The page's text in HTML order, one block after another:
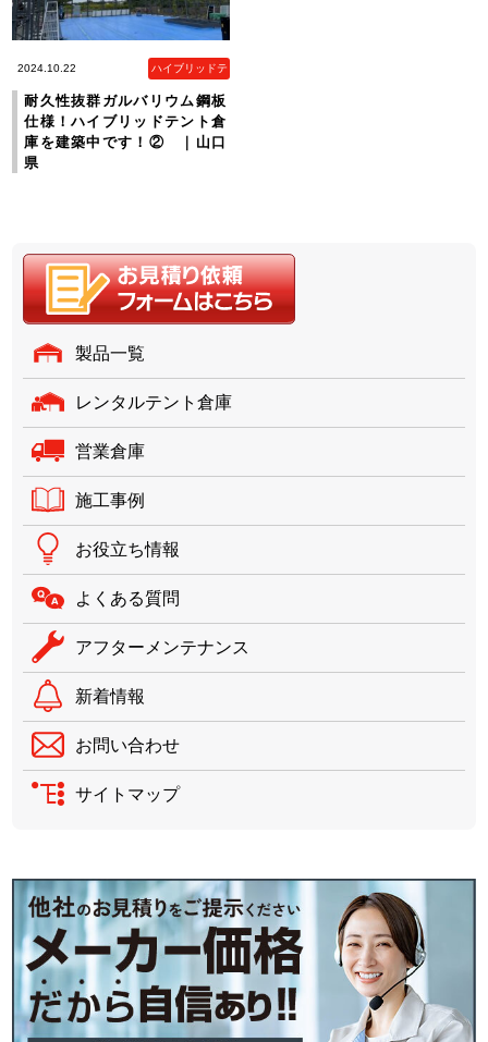
2024.10.22
ハイブリッドテ
耐久性抜群ガルバリウム鋼板
仕様！ハイブリッドテント倉
庫を建築中です！② ｜山口
県
製品一覧
レンタルテント倉庫
営業倉庫
施工事例
お役立ち情報
よくある質問
アフターメンテナンス
新着情報
お問い合わせ
サイトマップ